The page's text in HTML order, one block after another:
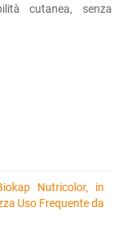
cutanea, senza
Nutricolor, in
Uso Frequente da